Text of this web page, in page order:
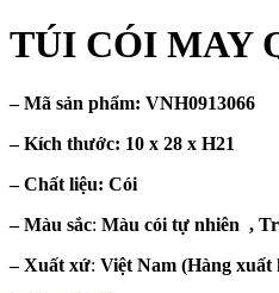
TÚI CÓI MAY
– Mã sản phẩm: VNH0913066
– Kích thước: 10 x 28 x H21
– Chất liệu: Cói
– Màu sắc: Màu cói tự nhiên ,
– Xuất xứ: Việt Nam (Hàng xuất